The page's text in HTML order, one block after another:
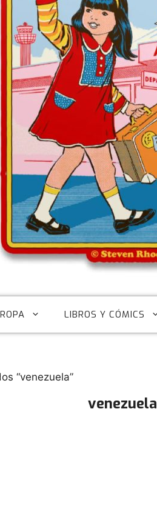
ROPA LIBROS Y CÓMICS
“venezuela”
venezuela